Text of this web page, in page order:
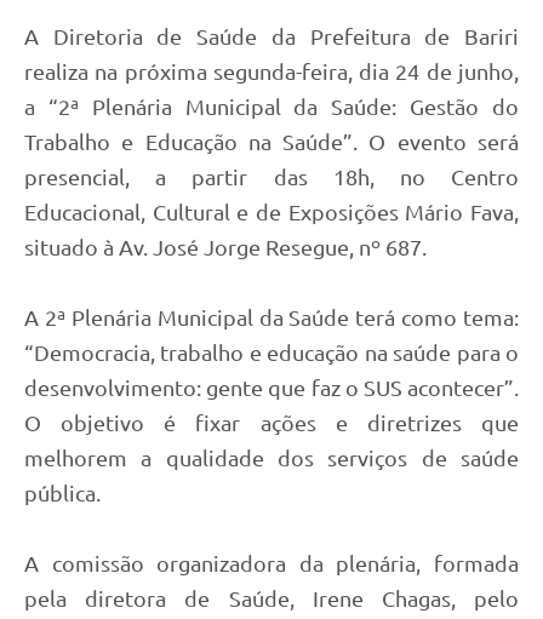
A Diretoria de Saúde da Prefeitura de Bariri
realiza na próxima segunda-feira, dia 24 de junho,
a “2ª Plenária Municipal da Saúde: Gestão do
Trabalho e Educação na Saúde”. O evento será
presencial, a partir das 18h, no Centro
Educacional, Cultural e de Exposições Mário Fava,
situado à Av. José Jorge Resegue, nº 687.
A 2ª Plenária Municipal da Saúde terá como tema:
“Democracia, trabalho e educação na saúde para o
desenvolvimento: gente que faz o SUS acontecer”.
O objetivo é fixar ações e diretrizes que
melhorem a qualidade dos serviços de saúde
pública.
A comissão organizadora da plenária, formada
pela diretora de Saúde, Irene Chagas, pelo